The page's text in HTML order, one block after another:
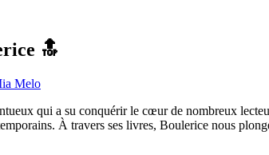
🔝
Melo
qui a su conquérir le cœur de nombreux
À travers ses livres, Boulerice nous